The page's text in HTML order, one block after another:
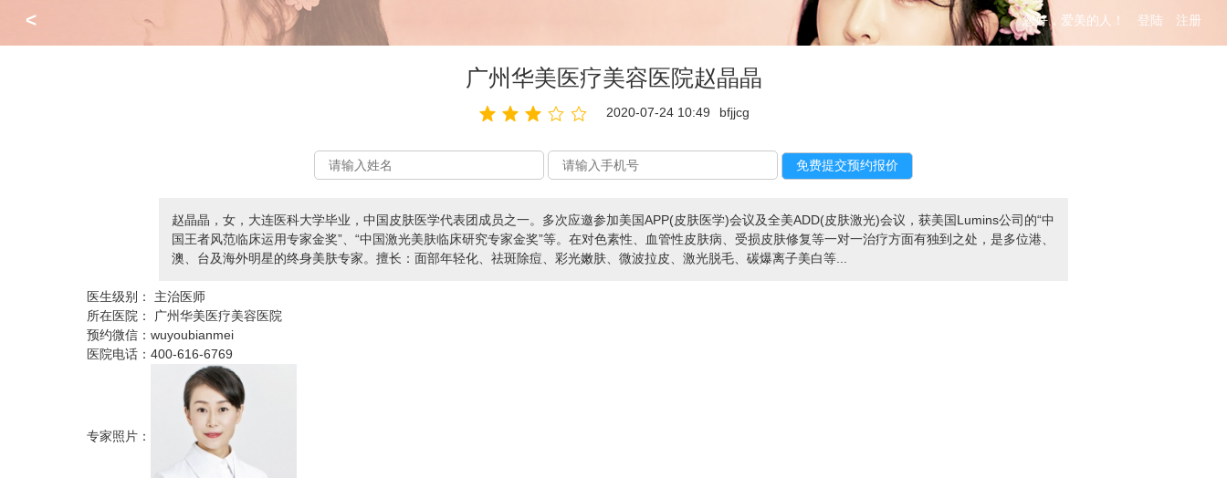
< 您好，爱美的人！ 登陆 注册
广州华美医疗美容医院赵晶晶
2020-07-24 10:49 bfjjcg
赵晶晶，女，大连医科大学毕业，中国皮肤医学代表团成员之一。多次应邀参加美国APP(皮肤医学)会议及全美ADD(皮肤激光)会议，获美国Lumins公司的“中
国王者风范临床运用专家金奖”、“中国激光美肤临床研究专家金奖”等。在对色素性、血管性皮肤病、受损皮肤修复等一对一治疗方面有独到之处，是多位港、
澳、台及海外明星的终身美肤专家。擅长：面部年轻化、祛斑除痘、彩光嫩肤、微波拉皮、激光脱毛、碳爆离子美白等...
医生级别：
主治医师
所在医院：
广州华美医疗美容医院
预约微信：wuyoubianmei
医院电话：400-616-6769
专家照片：